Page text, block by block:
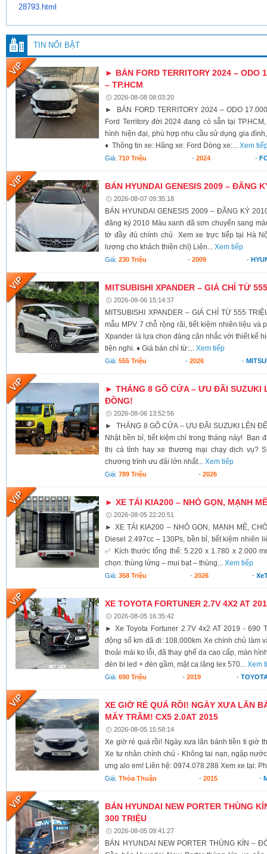
28793.html
TIN NỔI BẬT
► BÁN FORD TERRITORY 2024 – ODO
– TP.HCM
2026-08-08 08:03:20
► BÁN FORD TERRITORY 2024 – ODO
Ford Territory đời 2024 đang có sẵn tại
hình hiện đại, phù hợp nhu cầu sử dụng gia
♦ Thông tin xe: Hãng xe: Ford Dòng xe:...Xem
Giá:710 Triệu - 2024 -
BÁN HYUNDAI GENESIS 2009 – ĐĂNG
2026-08-07 09:35:18
BÁN HYUNDAI GENESIS 2009 – ĐĂNG KÝ
đăng ký 2010 Màu xanh đã sơn chuyển sang
tờ đầy đủ chính chủ Xem xe trực tiếp tại Hà
lượng cho khách thiện chí) Liên...Xem tiếp
Giá:230 Triệu - 2009 -
MITSUBISHI XPANDER – GIÁ CHỈ TỪ
2026-08-06 15:14:37
MITSUBISHI XPANDER – GIÁ CHỈ TỪ 555
mẫu MPV 7 chỗ rộng rãi, tiết kiệm nhiên liệu và
Xpander là lựa chọn đáng cân nhắc với thiết kế
tiện nghi. ♦ Giá bán chỉ từ:...Xem tiếp
Giá:555 Triệu - 2026 -
► THÁNG 8 GÕ CỬA – ƯU ĐÃI SUZUKI
ĐỒNG!
2026-08-06 13:52:56
► THÁNG 8 GÕ CỬA – ƯU ĐÃI SUZUKI LÊN
Nhật bền bỉ, tiết kiệm chỉ trong tháng này! Bạn
thị cá tính hay xe thương mại chạy dịch vụ?
chương trình ưu đãi lớn nhất...Xem tiếp
Giá:789 Triệu - 2026
► XE TẢI KIA200 – NHỎ GỌN, MẠNH
2026-08-05 22:20:51
► XE TẢI KIA200 – NHỎ GỌN, MẠNH MẼ,
Diesel 2.497cc – 130Ps, bền bỉ, tiết kiệm nhiên
✅ Kích thước tổng thể: 5.220 x 1.780 x 2.000
chọn: thùng lửng – mui bạt – thùng...Xem tiếp
Giá:358 Triệu -2026 -
XE TOYOTA FORTUNER 2.7V 4X2 AT
2026-08-05 16:35:42
► Xe Toyota Fortuner 2.7V 4x2 AT 2019 - 690
động số km đã đi: 108.000km Xe chính chủ làm
thoải mái ko lỗi, đã thay ghế da cao cấp, màn
đèn bi led + đèn gầm, mặt ca lăng lex 570...Xem
Giá:690 Triệu -2019 -
XE GIỜ RẺ QUÁ RỒI! NGÀY XƯA LĂN
MẤY TRĂM! CX5 2.0AT 2015
2026-08-05 15:58:14
Xe giờ rẻ quá rồi! Ngày xưa lăn bánh tiền ti giờ
Xe tư nhân chính chủ - Không tai nạn, ngập
ưng alo em! Liên hệ: 0974.078.288 Xem xe tại:
Giá:Thỏa Thuận - 2015 -
BÁN HYUNDAI NEW PORTER THÙNG
300 TRIỆU
2026-08-05 09:41:27
BÁN HYUNDAI NEW PORTER THÙNG KÍN –